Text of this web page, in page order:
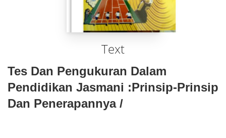
Text
Tes Dan Pengukuran Dalam
Pendidikan Jasmani :Prinsip-Prinsip
Dan Penerapannya /